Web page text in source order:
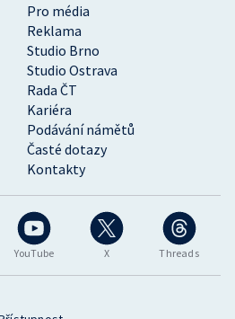
YouTube X Threads
Pro média
Reklama
Studio Brno
Studio Ostrava
Rada ČT
Kariéra
Podávání námětů
Časté dotazy
Kontakty